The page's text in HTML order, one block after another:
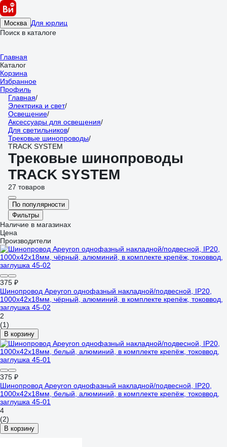
Москва Для юрлиц
Поиск в каталоге
Главная
Каталог
Корзина
Избранное
Профиль
Главная/
Электрика и свет/
Освещение/
Аксессуары для освещения/
Для светильников/
Трековые шинопроводы/
TRACK SYSTEM
Трековые шинопроводы
TRACK SYSTEM
27 товаров
По популярности
Фильтры
Наличие в магазинах
Цена
Производители
375 ₽
Шинопровод Apeyron однофазный накладной/подвесной, IP20,
1000x42x18мм, чёрный, алюминий, в комплекте крепёж, токоввод,
заглушка 45-02
2
(1)
В корзину
375 ₽
Шинопровод Apeyron однофазный накладной/подвесной, IP20,
1000x42x18мм, белый, алюминий, в комплекте крепёж, токоввод,
заглушка 45-01
4
(2)
В корзину